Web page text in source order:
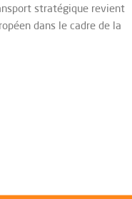
stratégique revient
dans le cadre de la